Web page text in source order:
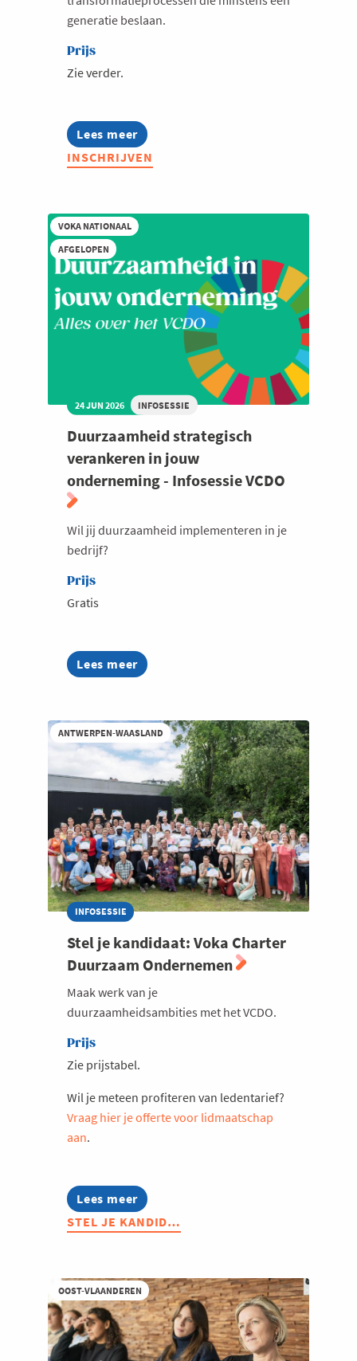
generatie beslaan.
Prijs
Zie verder.
Lees meer
about
Voka
Charter
2026-
2027
INSCHRIJVEN
VOKA NATIONAAL
AFGELOPEN
24 JUN 2026 INFOSESSIE
Duurzaamheid strategisch
verankeren in jouw
onderneming - Infosessie VCDO
Wil jij duurzaamheid implementeren in je
bedrijf?
Prijs
Gratis
Lees meer
about
Duurzaamheid
in
jouw
onderneming
-
Infosessie
ANTWERPEN-WAASLAND
INFOSESSIE
Stel je kandidaat: Voka Charter
Duurzaam Ondernemen
Maak werk van je
duurzaamheidsambities met het VCDO.
Prijs
Zie prijstabel.
Wil je meteen profiteren van ledentarief?
Vraag hier je offerte voor lidmaatschap
aan.
Lees meer
about
Stel
je
Duurzaam
Ondernemen
STEL JE KANDID…
OOST-VLAANDEREN